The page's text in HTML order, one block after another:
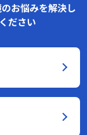
お悩みを解決し
ださい